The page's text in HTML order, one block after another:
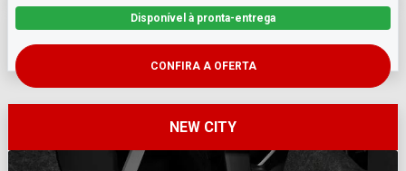
Disponível à pronta-entrega
CONFIRA A OFERTA
NEW CITY